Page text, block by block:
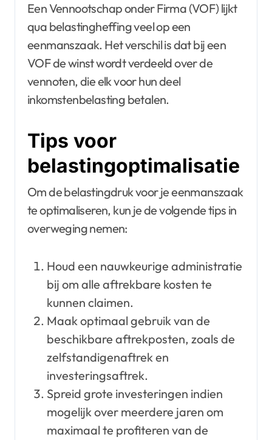
Een Vennootschap onder Firma (VOF) lijkt
qua belastingheffing veel op een
eenmanszaak. Het verschil is dat bij een
VOF de winst wordt verdeeld over de
vennoten, die elk voor hun deel
inkomstenbelasting betalen.
Tips voor
belastingoptimalisatie
Om de belastingdruk voor je eenmanszaak
te optimaliseren, kun je de volgende tips in
overweging nemen:
Houd een nauwkeurige administratie
bij om alle aftrekbare kosten te
kunnen claimen.
Maak optimaal gebruik van de
beschikbare aftrekposten, zoals de
zelfstandigenaftrek en
investeringsaftrek.
Spreid grote investeringen indien
mogelijk over meerdere jaren om
maximaal te profiteren van de